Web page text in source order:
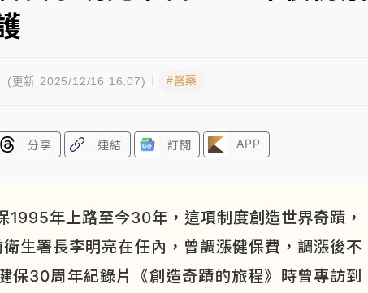
(更新 2025/12/16 16:07) #醫藥
分享 連結 訂閱 APP
1995年上路至今30年，這項制度創造世界奇蹟，
生署長李明亮在任內，曾調漲健保費，調漲後不
保30周年紀錄片《創造奇蹟的旅程》時曾專訪到